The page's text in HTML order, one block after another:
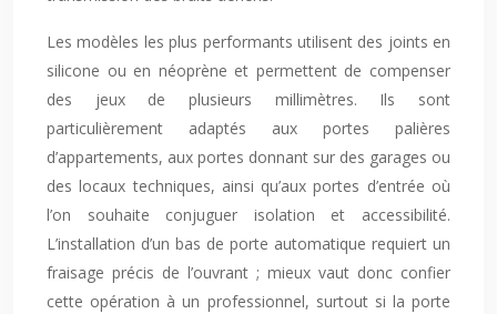
Les modèles les plus performants utilisent des joints en
silicone ou en néoprène et permettent de compenser
des jeux de plusieurs millimètres. Ils sont
particulièrement adaptés aux portes palières
d’appartements, aux portes donnant sur des garages ou
des locaux techniques, ainsi qu’aux portes d’entrée où
l’on souhaite conjuguer isolation et accessibilité.
L’installation d’un bas de porte automatique requiert un
fraisage précis de l’ouvrant ; mieux vaut donc confier
cette opération à un professionnel, surtout si la porte